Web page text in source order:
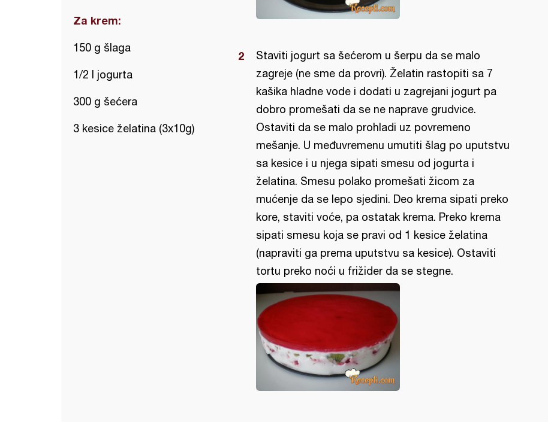
Za krem:
150 g šlaga
1/2 l jogurta
300 g šećera
3 kesice želatina (3x10g)
Staviti jogurt sa šećerom u šerpu da se malo
zagreje (ne sme da provri). Želatin rastopiti sa 7
kašika hladne vode i dodati u zagrejani jogurt pa
dobro promešati da se ne naprave grudvice.
Ostaviti da se malo prohladi uz povremeno
mešanje. U međuvremenu umutiti šlag po uputstvu
sa kesice i u njega sipati smesu od jogurta i
želatina. Smesu polako promešati žicom za
mućenje da se lepo sjedini. Deo krema sipati preko
kore, staviti voće, pa ostatak krema. Preko krema
sipati smesu koja se pravi od 1 kesice želatina
(napraviti ga prema uputstvu sa kesice). Ostaviti
tortu preko noći u frižider da se stegne.